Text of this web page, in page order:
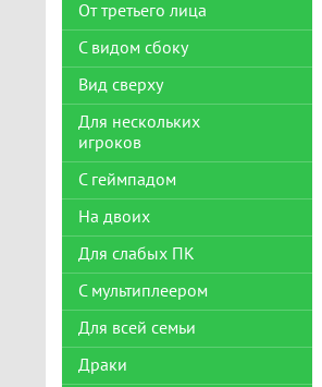
От третьего лица
С видом сбоку
Вид сверху
Для нескольких
игроков
С геймпадом
На двоих
Для слабых ПК
С мультиплеером
Для всей семьи
Драки